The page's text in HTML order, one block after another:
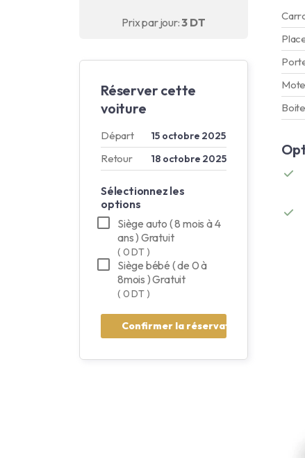
Prix par jour:3 DT
Réserver cette
voiture
Départ 15 octobre 2025
Retour 18 octobre 2025
Sélectionnez les
options
Siège auto ( 8 mois à 4
ans ) Gratuit
( 0 DT )
Siège bébé ( de 0 à
8mois ) Gratuit
( 0 DT )